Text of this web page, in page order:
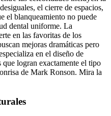
el cierre de espacios,
el blanqueamiento no puede
dental uniforme. La
en las favoritas de los
mejoras dramáticas pero
en el diseño de
que logran exactamente el tipo
de Mark Ronson. Mira la